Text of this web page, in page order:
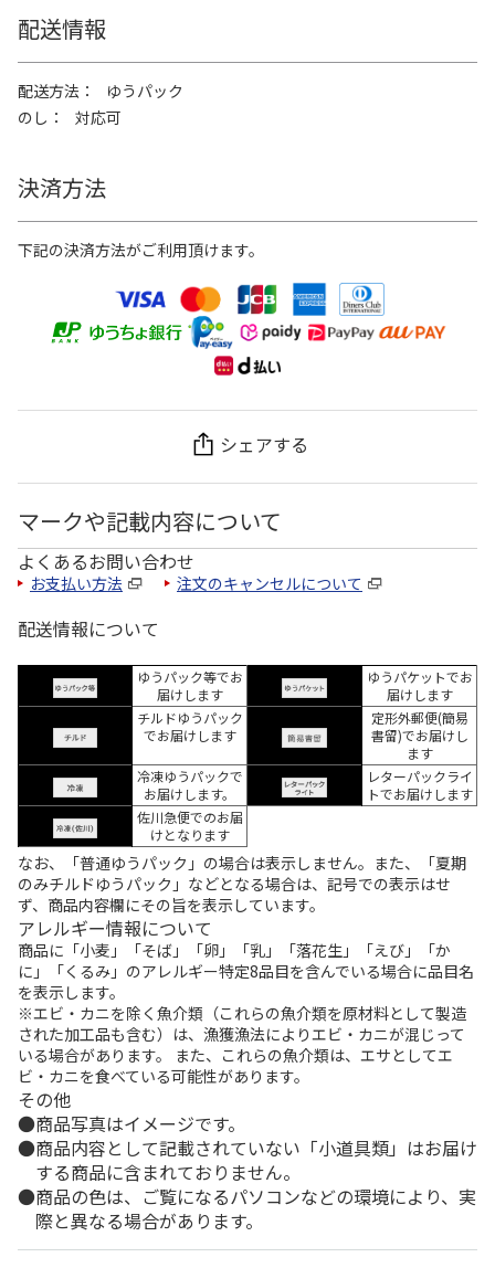
配送情報
配送方法
ゆうパック
のし
対応可
決済方法
下記の決済方法がご利用頂けます。
シェアする
マークや記載内容について
よくあるお問い合わせ
お支払い方法 注文のキャンセルについて
配送情報について
ゆうパック等でお
届けします
ゆうパケットでお
届けします
チルドゆうパック
でお届けします
定形外郵便(簡易
書留)でお届けし
ます
冷凍ゆうパックで
お届けします。
レターパックライ
トでお届けします
佐川急便でのお届
けとなります
なお、「普通ゆうパック」の場合は表示しません。また、「夏期
のみチルドゆうパック」などとなる場合は、記号での表示はせ
ず、商品内容欄にその旨を表示しています。
アレルギー情報について
商品に「小麦」「そば」「卵」「乳」「落花生」「えび」「か
に」「くるみ」のアレルギー特定8品目を含んでいる場合に品目名
を表示します。
※エビ・カニを除く魚介類（これらの魚介類を原材料として製造
された加工品も含む）は、漁獲漁法によりエビ・カニが混じって
いる場合があります。 また、これらの魚介類は、エサとしてエ
ビ・カニを食べている可能性があります。
その他
商品写真はイメージです。
商品内容として記載されていない「小道具類」はお届け
する商品に含まれておりません。
商品の色は、ご覧になるパソコンなどの環境により、実
際と異なる場合があります。